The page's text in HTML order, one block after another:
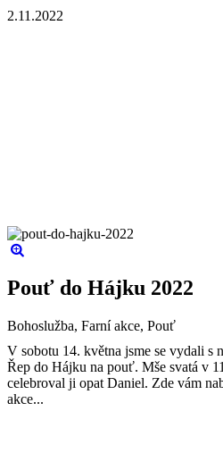
2.11.2022
Pouť do Hájku 2022
Bohoslužba, Farní akce, Pouť
V sobotu 14. května jsme se vydali s
Řep do Hájku na pouť. Mše svatá v
celebroval ji opat Daniel. Zde vám
akce...